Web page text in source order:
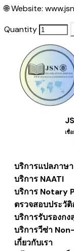
🌐 Website:
Quantity
เชื่
บริการแปลภาษา
บริการ NAATI
บริการ Notary
ตรวจสอบประวั
บริการรับรองกง
บริการวีซ่า
เกี่ยวกับเรา